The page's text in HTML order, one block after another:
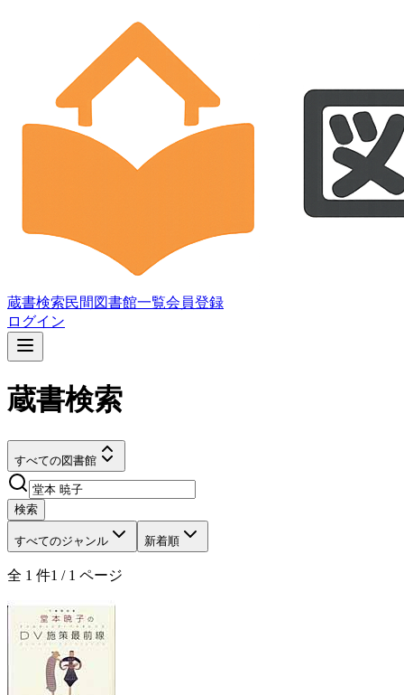
蔵書検索民間図書館一覧会員登録
ログイン
蔵書検索
すべての図書館
検索
すべてのジャンル 新着順
全 1 件1 / 1 ページ